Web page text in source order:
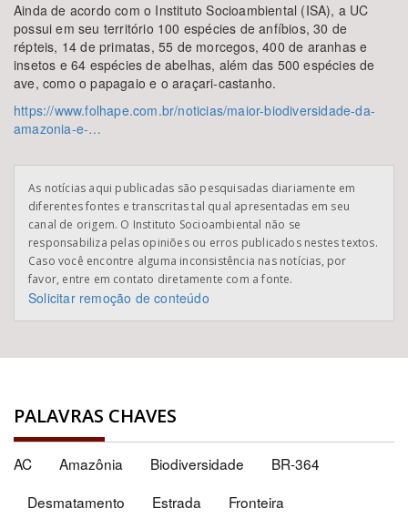
Ainda de acordo com o Instituto Socioambiental (ISA), a UC
possui em seu território 100 espécies de anfíbios, 30 de
répteis, 14 de primatas, 55 de morcegos, 400 de aranhas e
insetos e 64 espécies de abelhas, além das 500 espécies de
ave, como o papagaio e o araçari-castanho.
https://www.folhape.com.br/noticias/maior-biodiversidade-da-
amazonia-e-…
As notícias aqui publicadas são pesquisadas diariamente em
diferentes fontes e transcritas tal qual apresentadas em seu
canal de origem. O Instituto Socioambiental não se
responsabiliza pelas opiniões ou erros publicados nestes textos.
Caso você encontre alguma inconsistência nas notícias, por
favor, entre em contato diretamente com a fonte.
Solicitar remoção de conteúdo
PALAVRAS CHAVES
AC Amazônia Biodiversidade
BR-364
Desmatamento
Estrada
Fronteira